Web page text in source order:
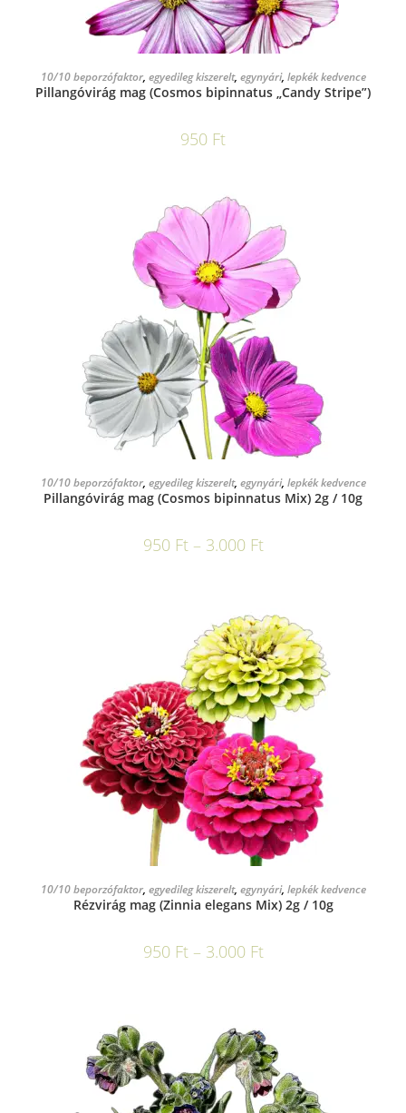
KOSÁRBA TESZEM
10/10 beporzófaktor, egyedileg kiszerelt, egynyári, lepkék kedvence
Pillangóvirág mag (Cosmos bipinnatus „Candy Stripe”)
950 Ft
OPCIÓK VÁLASZTÁSA
10/10 beporzófaktor, egyedileg kiszerelt, egynyári, lepkék kedvence
Pillangóvirág mag (Cosmos bipinnatus Mix) 2g / 10g
950 Ft – 3.000 Ft
OPCIÓK VÁLASZTÁSA
10/10 beporzófaktor, egyedileg kiszerelt, egynyári, lepkék kedvence
Rézvirág mag (Zinnia elegans Mix) 2g / 10g
950 Ft – 3.000 Ft